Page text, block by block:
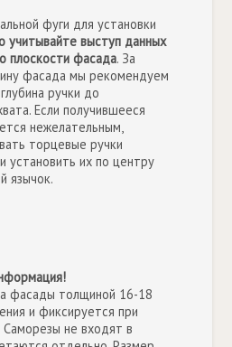
фуги для установки
учитывайте выступ данных
плоскости фасада. За
фасада мы рекомендуем
ручки до
Если получившееся
нежелательным,
торцевые ручки
установить их по центру
язычок.
фасады толщиной 16-18
и фиксируется при
не входят в